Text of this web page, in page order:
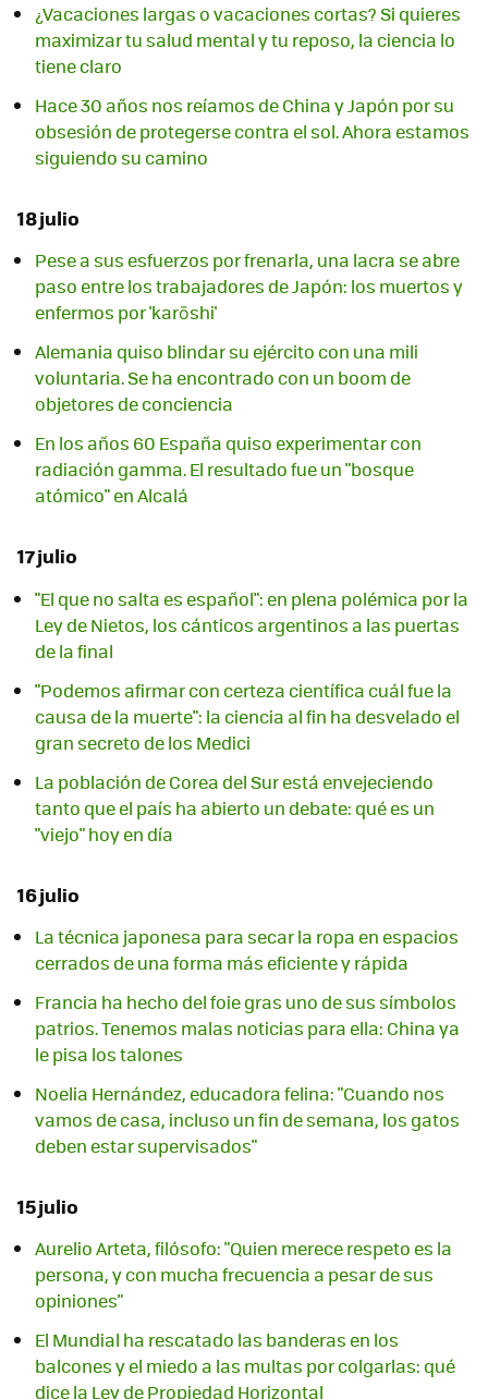
¿Vacaciones largas o vacaciones cortas? Si quieres
maximizar tu salud mental y tu reposo, la ciencia lo
tiene claro
Hace 30 años nos reíamos de China y Japón por su
obsesión de protegerse contra el sol. Ahora estamos
siguiendo su camino
18 julio
Pese a sus esfuerzos por frenarla, una lacra se abre
paso entre los trabajadores de Japón: los muertos y
enfermos por 'karōshi'
Alemania quiso blindar su ejército con una mili
voluntaria. Se ha encontrado con un boom de
objetores de conciencia
En los años 60 España quiso experimentar con
radiación gamma. El resultado fue un "bosque
atómico" en Alcalá
17 julio
"El que no salta es español": en plena polémica por la
Ley de Nietos, los cánticos argentinos a las puertas
de la final
"Podemos afirmar con certeza científica cuál fue la
causa de la muerte": la ciencia al fin ha desvelado el
gran secreto de los Medici
La población de Corea del Sur está envejeciendo
tanto que el país ha abierto un debate: qué es un
"viejo" hoy en día
16 julio
La técnica japonesa para secar la ropa en espacios
cerrados de una forma más eficiente y rápida
Francia ha hecho del foie gras uno de sus símbolos
patrios. Tenemos malas noticias para ella: China ya
le pisa los talones
Noelia Hernández, educadora felina: "Cuando nos
vamos de casa, incluso un fin de semana, los gatos
deben estar supervisados"
15 julio
Aurelio Arteta, filósofo: "Quien merece respeto es la
persona, y con mucha frecuencia a pesar de sus
opiniones"
El Mundial ha rescatado las banderas en los
balcones y el miedo a las multas por colgarlas: qué
dice la Ley de Propiedad Horizontal